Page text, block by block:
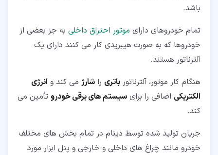
باشد.
تمام خودروهای دارای موتور احتراق داخلی به جز بعضی از
خودروها که به صورت هیبریدی کار می کنند دارای یک
آلترناتور هستند.
هنگام کار موتور، آلترناتور باتری را شارژ می کند و انرژی
الکتریکی اضافی را برای سیستم های برقی خودرو تأمین می
کند.
جریان تولید شده توسط دینام در تمام بخش های مختلف
خودرو مانند چراغ های داخلی و خارجی و پنل ابزار مورد